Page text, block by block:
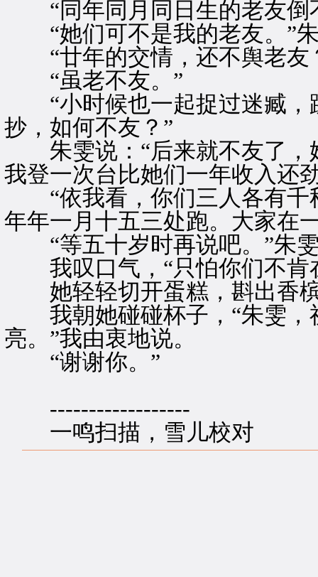
“同年同月同日生的老友倒
“她们可不是我的老友。”
“廿年的交情，还不舆老友
“虽老不友。”
“小时候也一起捉过迷臧，
抄，如何不友？”
朱雯说：“后来就不友了，
我登一次台比她们一年收入还
“依我看，你们三人各有千
年年一月十五三处跑。大家在
“等五十岁时再说吧。”朱
我叹口气，“只怕你们不肯
她轻轻切开蛋糕，斟出香
我朝她碰碰杯子，“朱雯，
亮。”我由衷地说。
“谢谢你。”
------------------
一鸣扫描，雪儿校对